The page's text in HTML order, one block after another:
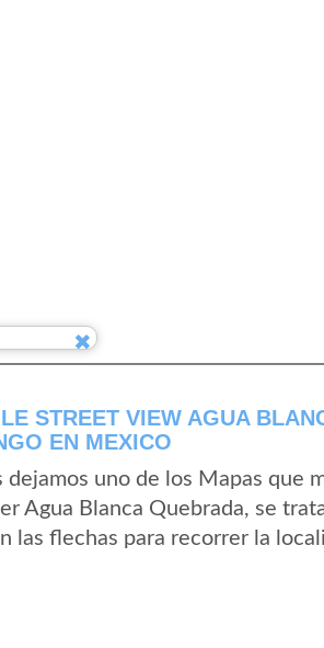
STREET VIEW AGUA
EN MEXICO
dejamos uno de los Mapas que
Agua Blanca Quebrada, se
las flechas para recorrer la